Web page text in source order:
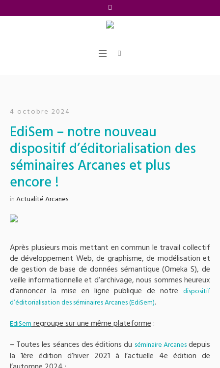
4 octobre 2024
EdiSem – notre nouveau
dispositif d’éditorialisation des
séminaires Arcanes et plus
encore !
inActualité Arcanes
Après plusieurs mois mettant en commun le travail collectif
de développement Web, de graphisme, de modélisation et
de gestion de base de données sémantique (Omeka S), de
veille informationnelle et d’archivage, nous sommes heureux
d’annoncer la mise en ligne publique de notre dispositif
d’éditorialisation des séminaires Arcanes (EdiSem).
EdiSemregroupe sur une même plateforme:
– Toutes les séances des éditions du séminaire Arcanesdepuis
la 1ère édition d’hiver 2021 à l’actuelle 4e édition de